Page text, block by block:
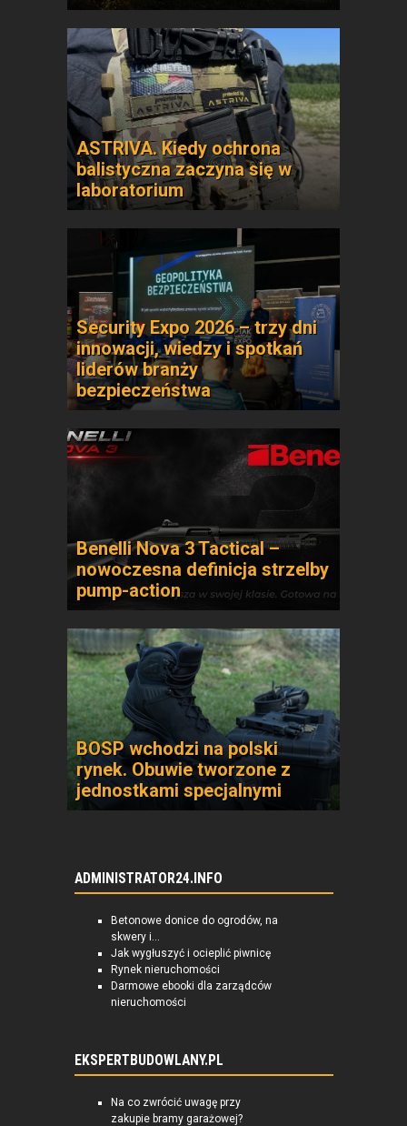
ASTRIVA. Kiedy ochrona
balistyczna zaczyna się w
laboratorium
Security Expo 2026 – trzy dni
innowacji, wiedzy i spotkań
liderów branży
bezpieczeństwa
Benelli Nova 3 Tactical –
nowoczesna definicja strzelby
pump-action
BOSP wchodzi na polski
rynek. Obuwie tworzone z
jednostkami specjalnymi
ADMINISTRATOR24.INFO
Betonowe donice do ogrodów, na
skwery i...
Jak wygłuszyć i ocieplić piwnicę
Rynek nieruchomości
Darmowe ebooki dla zarządców
nieruchomości
EKSPERTBUDOWLANY.PL
Na co zwrócić uwagę przy
zakupie bramy garażowej?